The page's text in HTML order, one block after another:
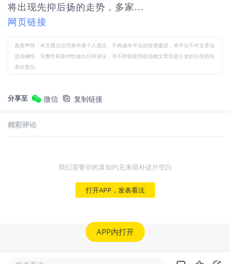
将出现先抑后扬的走势，多家...
网页链接
免责声明：本文观点仅代表作者个人观点，不构成本平台的投资建议，本平台不对文章信
息准确性、完整性和及时性做出任何保证，亦不对因使用或信赖文章信息引发的任何损失
承担责任。
分享至 微信 复制链接
精彩评论
我们需要你的真知灼见来填补这片空白
打开APP，发表看法
APP内打开